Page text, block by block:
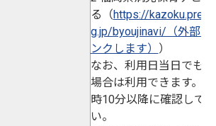
る（ https://
g.jp/byoujinavi/（外部サ
ンクします）
）
なお、利用日当日でも
場合は利用できます。
時10分以降に確認して
い。